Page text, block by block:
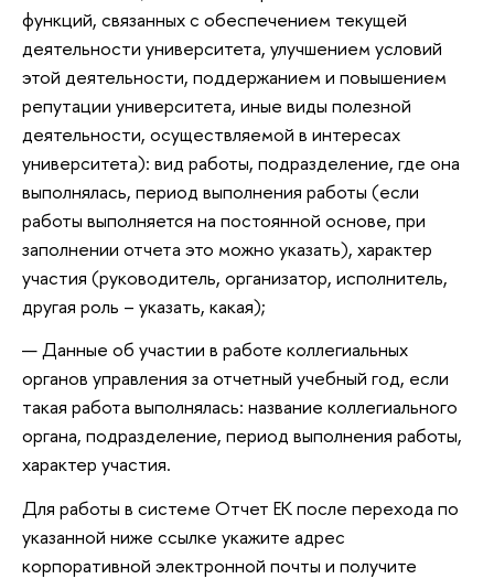
функций, связанных с обеспечением текущей
деятельности университета, улучшением условий
этой деятельности, поддержанием и повышением
репутации университета, иные виды полезной
деятельности, осуществляемой в интересах
университета): вид работы, подразделение, где она
выполнялась, период выполнения работы (если
работы выполняется на постоянной основе, при
заполнении отчета это можно указать), характер
участия (руководитель, организатор, исполнитель,
другая роль – указать, какая);
Данные об участии в работе коллегиальных
органов управления за отчетный учебный год, если
такая работа выполнялась: название коллегиального
органа, подразделение, период выполнения работы,
характер участия.
Для работы в системе Отчет ЕК после перехода по
указанной ниже ссылке укажите адрес
корпоративной электронной почты и получите